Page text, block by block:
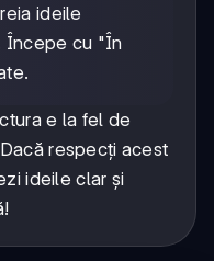
ideile
Începe cu "În
e la fel de
respecți acest
ideile clar și